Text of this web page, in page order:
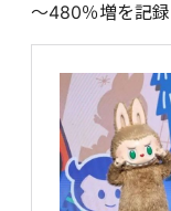
～480％増を記録